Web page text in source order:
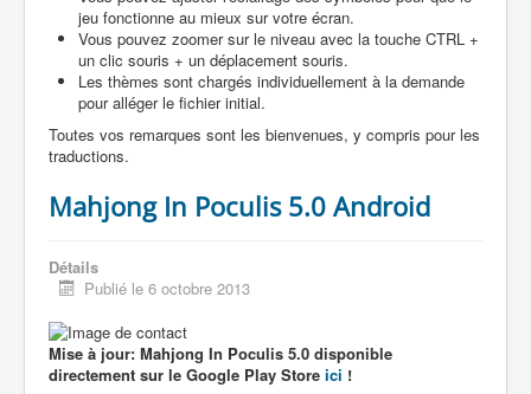
jeu fonctionne au mieux sur votre écran.
Vous pouvez zoomer sur le niveau avec la touche CTRL +
un clic souris + un déplacement souris.
Les thèmes sont chargés individuellement à la demande
pour alléger le fichier initial.
Toutes vos remarques sont les bienvenues, y compris pour les
traductions.
Mahjong In Poculis 5.0 Android
Détails
Publié le 6 octobre 2013
Mise à jour: Mahjong In Poculis 5.0 disponible
directement sur le Google Play Store ici !